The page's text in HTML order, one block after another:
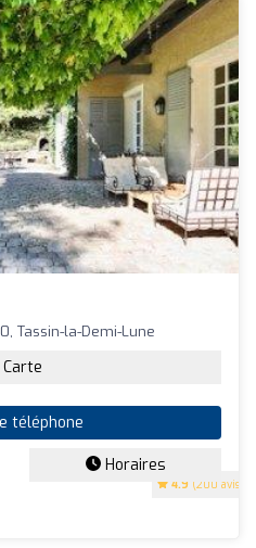
4.9 (200 avis)
Tassin-la-Demi-Lune
Carte
téléphone
Horaires